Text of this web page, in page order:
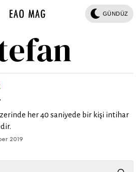
GÜNDÜZ
her 40 saniyede bir kişi intihar
2019